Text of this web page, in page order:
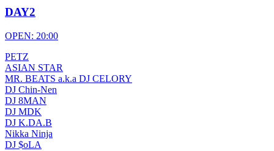
DAY2
OPEN: 20:00
PETZ
ASIAN STAR
MR. BEATS a.k.a DJ CELORY
DJ Chin-Nen
DJ 8MAN
DJ MDK
DJ K.DA.B
Nikka Ninja
DJ $oLA